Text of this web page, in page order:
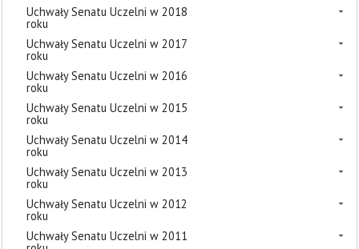
Uchwały Senatu Uczelni w 2018
roku
Uchwały Senatu Uczelni w 2017
roku
Uchwały Senatu Uczelni w 2016
roku
Uchwały Senatu Uczelni w 2015
roku
Uchwały Senatu Uczelni w 2014
roku
Uchwały Senatu Uczelni w 2013
roku
Uchwały Senatu Uczelni w 2012
roku
Uchwały Senatu Uczelni w 2011